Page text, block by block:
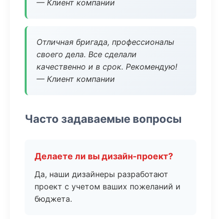
— Клиент компании
Отличная бригада, профессионалы
своего дела. Все сделали
качественно и в срок. Рекомендую!
— Клиент компании
Часто задаваемые вопросы
Делаете ли вы дизайн-проект?
Да, наши дизайнеры разработают
проект с учетом ваших пожеланий и
бюджета.